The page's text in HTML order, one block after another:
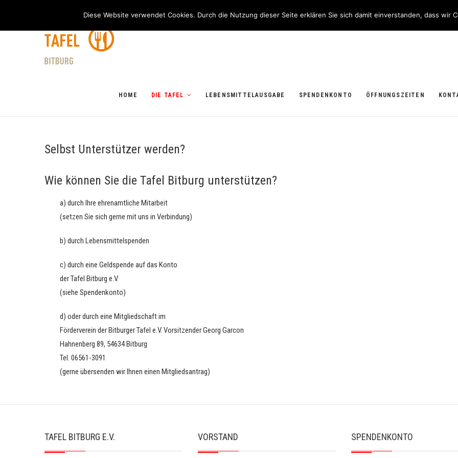
content
Tafel Bitburg
HOME DIE TAFEL LEBENSMITTELAUSGABE SPENDENKONTO ÖFFNUNGSZEITEN
Selbst Unterstützer werden?
Wie können Sie die Tafel Bitburg unterstützen?
a) durch Ihre ehrenamtliche Mitarbeit
(setzen Sie sich gerne mit uns in Verbindung)
b) durch Lebensmittelspenden
c) durch eine Geldspende auf das Konto
der Tafel Bitburg e.V.
(siehe Spendenkonto)
d) oder durch eine Mitgliedschaft im
Förderverein der Bitburger Tafel e.V. Vorsitzender Georg Garcon
Hahnenberg 89, 54634 Bitburg
Tel. 06561-3091
(gerne übersenden wir Ihnen einen Mitgliedsantrag)
TAFEL BITBURG E.V. VORSTAND SPENDENKONTO
Diese Website verwendet Cookies. Durch die Nutzung dieser Seite erklären Sie sich damit einverstanden, dass wir